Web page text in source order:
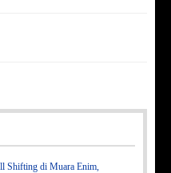
Shifting di Muara Enim,